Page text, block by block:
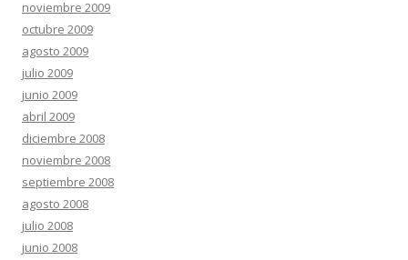
noviembre 2009
octubre 2009
agosto 2009
julio 2009
junio 2009
abril 2009
diciembre 2008
noviembre 2008
septiembre 2008
agosto 2008
julio 2008
junio 2008